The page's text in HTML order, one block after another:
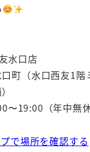
水口店
町（水口西友1階
〜19:00（年中無休
で場所を確認する